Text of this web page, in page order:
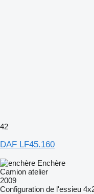
42
DAF LF45.160
Enchère
Camion atelier
2009
Configuration de l'essieu